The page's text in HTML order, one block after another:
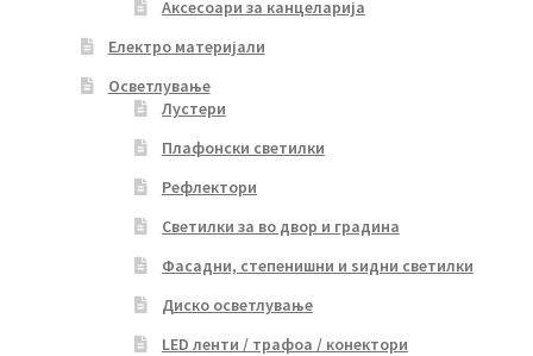
Аксесоари за канцеларија
Електро материјали
Осветлување
Лустери
Плафонски светилки
Рефлектори
Светилки за во двор и градина
Фасадни, степенишни и ѕидни светилки
Диско осветлување
LED ленти / трафоа / конектори